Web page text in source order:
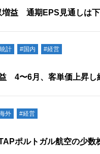
増益 通期EPS見通しは
計 #国内 #経営
4〜6月、客単価上昇し
外 #経営
ポルトガル航空の少数